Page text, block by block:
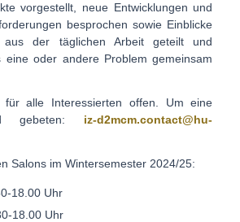
vorgestellt, neue Entwicklungen und
besprochen sowie Einblicke
aus der täglichen Arbeit geteilt und
eine oder andere Problem gemeinsam
für alle Interessierten offen. Um eine
gebeten: iz-d2mcm.contact@hu-
Salons im Wintersemester 2024/25:
18.00 Uhr
18.00 Uhr